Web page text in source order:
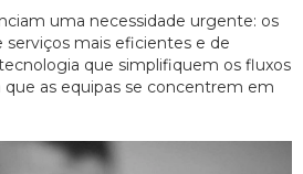
uma necessidade urgente: os
mais eficientes e de
que simplifiquem os fluxos
as equipas se concentrem em